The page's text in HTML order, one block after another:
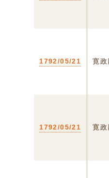
1792/05/21 寛政
1792/05/21 寛政